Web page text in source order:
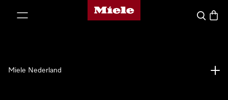
Homepage van Miele
Wat zoek
Miele Nederland